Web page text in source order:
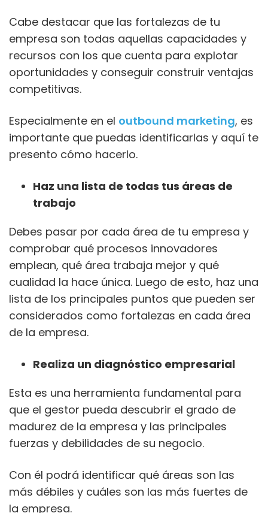
Cabe destacar que las fortalezas de tu
empresa son todas aquellas capacidades y
recursos con los que cuenta para explotar
oportunidades y conseguir construir ventajas
competitivas.
Especialmente en el outbound marketing, es
importante que puedas identificarlas y aquí te
presento cómo hacerlo.
Haz una lista de todas tus áreas de
trabajo
Debes pasar por cada área de tu empresa y
comprobar qué procesos innovadores
emplean, qué área trabaja mejor y qué
cualidad la hace única. Luego de esto, haz una
lista de los principales puntos que pueden ser
considerados como fortalezas en cada área
de la empresa.
Realiza un diagnóstico empresarial
Esta es una herramienta fundamental para
que el gestor pueda descubrir el grado de
madurez de la empresa y las principales
fuerzas y debilidades de su negocio.
Con él podrá identificar qué áreas son las
más débiles y cuáles son las más fuertes de
la empresa.